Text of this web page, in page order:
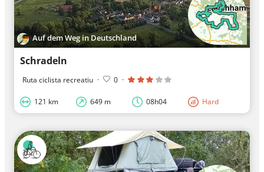
Auf dem Weg in Deutschland
Schradeln
Ruta ciclista recreatiu · 0 ·
121 km 649 m 08h04 Hard